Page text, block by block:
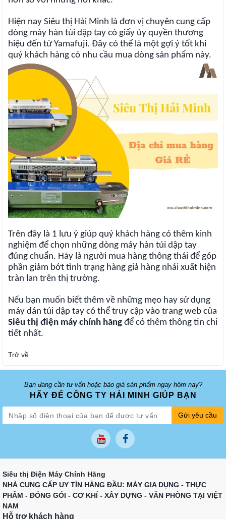
Hiện nay Siêu thị Hải Minh là đơn vị chuyên cung cấp
dòng máy hàn túi dập tay có giấy ủy quyền thương
hiệu đến từ Yamafuji. Đây có thể là một gợi ý tốt khi
quý khách hàng có nhu cầu mua dòng sản phẩm này.
Trên đây là 1 lưu ý giúp quý khách hàng có thêm kinh
nghiệm để chọn những dòng máy hàn túi dập tay
đúng chuẩn. Hãy là người mua hàng thông thái để góp
phần giảm bớt tình trạng hàng giả hàng nhái xuất hiện
tràn lan trên thị trường.
Nếu bạn muốn biết thêm về những mẹo hay sử dụng
máy dán túi dập tay có thể truy cập vào trang web của
Siêu thị điện máy chính hãng để có thêm thông tin chi
tiết nhất.
Trở về
Bạn đang cần tư vấn hoặc báo giá sản phẩm ngay hôm nay?
HÃY ĐỂ CÔNG TY HẢI MINH GIÚP BẠN
Gửi yêu cầu
Siêu thị Điện Máy Chính Hãng
NHÀ CUNG CẤP UY TÍN HÀNG ĐẦU: MÁY GIA DỤNG - THỰC
PHẨM - ĐÓNG GÓI - CƠ KHÍ - XÂY DỰNG - VĂN PHÒNG TẠI VIỆT
NAM
Hỗ trợ khách hàng